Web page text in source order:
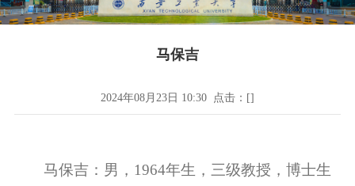
马保吉
2024年08月23日 10:30 点击：[]
马保吉：男，1964年生，三级教授，博士生